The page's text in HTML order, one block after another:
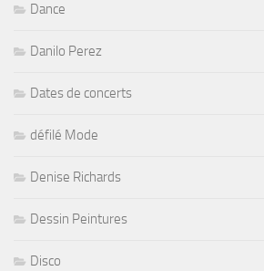
Dance
Danilo Perez
Dates de concerts
défilé Mode
Denise Richards
Dessin Peintures
Disco